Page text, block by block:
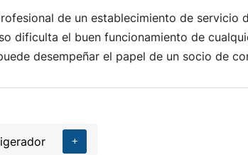
de un establecimiento de servicio
dificulta el buen funcionamiento de
desempeñar el papel de un socio de